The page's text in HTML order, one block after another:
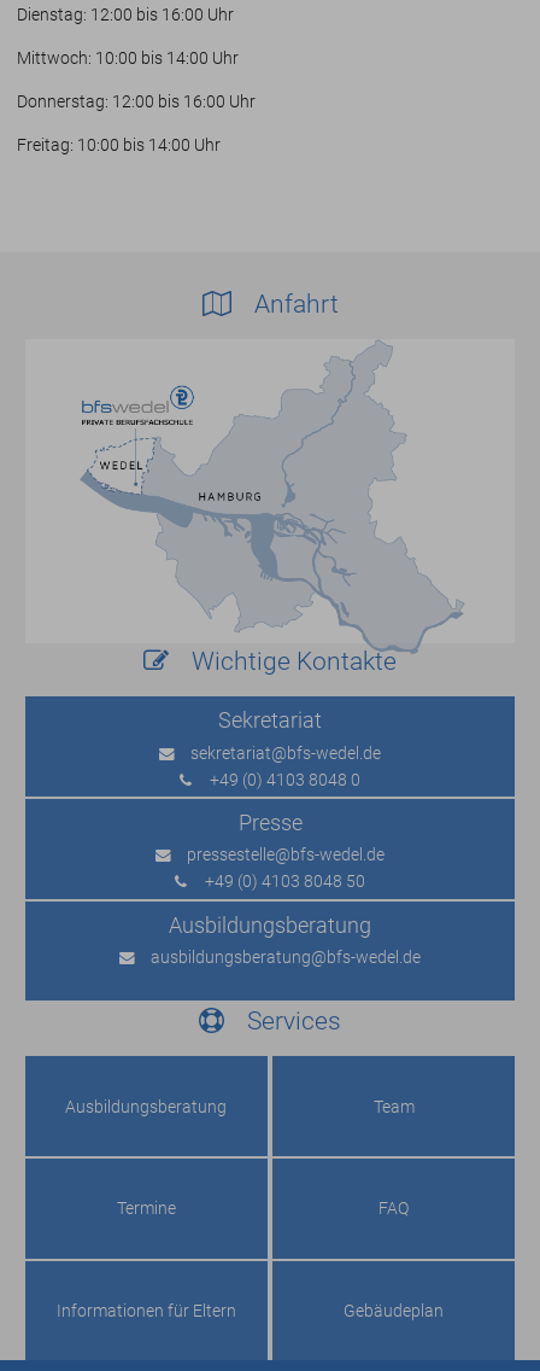
Dienstag: 12:00 bis 16:00 Uhr
Mittwoch: 10:00 bis 14:00 Uhr
Donnerstag: 12:00 bis 16:00 Uhr
Freitag: 10:00 bis 14:00 Uhr
Anfahrt
Wichtige Kontakte
Sekretariat
sekretariat@bfs-wedel.de
+49 (0) 4103 8048 0
Presse
pressestelle@bfs-wedel.de
+49 (0) 4103 8048 50
Ausbildungs­beratung
ausbildungsberatung@bfs-wedel.de
Services
Ausbildungs­beratung Team
Termine FAQ
Informationen für Eltern Gebäudeplan